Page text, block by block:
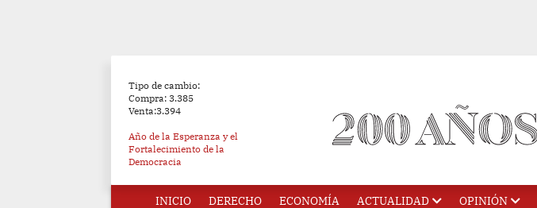
Tipo de cambio:
Compra: 3.385
Venta:3.394
Año de la Esperanza y el
Fortalecimiento de la
Democracia
INICIO DERECHO ECONOMÍA ACTUALIDAD OPINIÓN